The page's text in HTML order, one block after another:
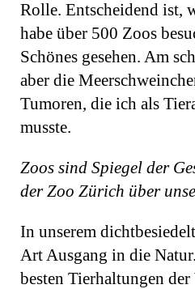
Rolle. Entscheidend ist,
habe über 500 Zoos
Schönes gesehen. Am
aber die
Tumoren, die ich als
musste.
Zoos sind Spiegel der
der Zoo Zürich über
In unserem
Art Ausgang in die
besten Tierhaltungen der